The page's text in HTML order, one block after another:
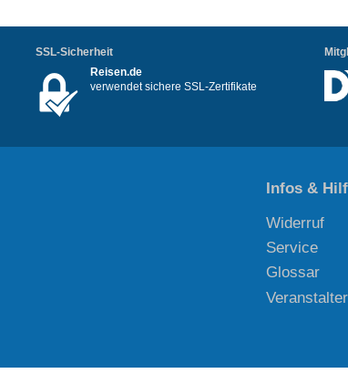
SSL-Sicherheit
Reisen.de
verwendet sichere SSL-Zertifikate
Infos &
Widerruf
Service
Glossar
Veranstalter